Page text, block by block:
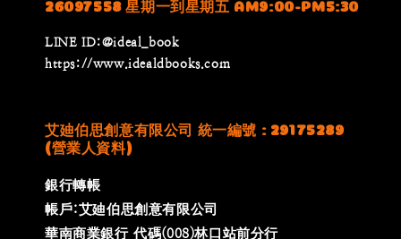
26097558 星期一到星期五 AM9:00-PM5:30
LINE ID:@ideal_book
https://www.idealdbooks.com
艾廸伯思創意有限公司 統一編號 : 29175289
(營業人資料)
銀行轉帳
帳戶:艾廸伯思創意有限公司
華南商業銀行 代碼(008)林口站前分行